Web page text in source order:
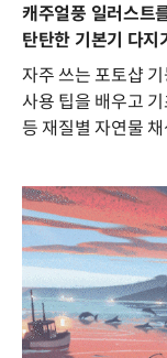
캐주얼풍 일러스트
탄탄한 기본기 다지
자주 쓰는 포토샵
사용 팁을 배우고
등 재질별 자연물